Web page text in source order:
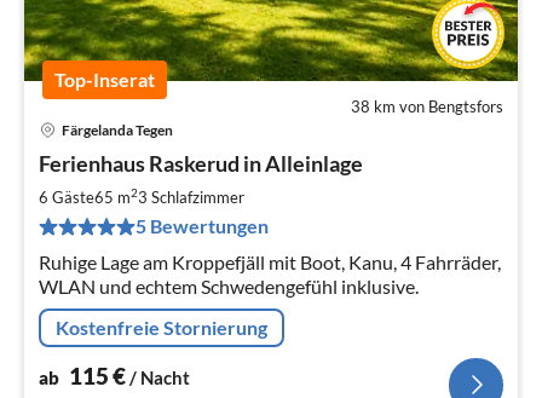
Top-Inserat
38 km von Bengtsfors
Färgelanda Tegen
Ferienhaus Raskerud in Alleinlage
6 Gäste65 m23 Schlafzimmer
5 Bewertungen
Ruhige Lage am Kroppefjäll mit Boot, Kanu, 4 Fahrräder,
WLAN und echtem Schwedengefühl inklusive.
Kostenfreie Stornierung
ab 115€/ Nacht